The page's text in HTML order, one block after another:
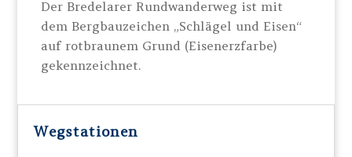
Der Bredelarer Rundwanderweg ist mit
dem Bergbauzeichen „Schlägel und Eisen“
auf rotbraunem Grund (Eisenerzfarbe)
gekennzeichnet.
Wegstationen